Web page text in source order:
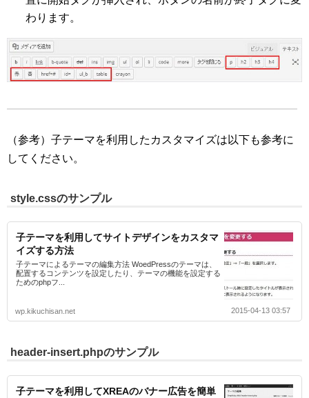
わります。
（参考）子テーマを利用したカスタマイズは以下も参考に
してください。
style.cssのサンプル
子テーマを利用してサイトデザインをカスタマ
イズする方法
子テーマによるテーマの編集方法 WoedPressのテーマは、
配置するコンテンツを設定したり、テーマの機能を設定する
ためのphpフ...
wp.kikuchisan.net 2015-04-13 03:57
header-insert.phpのサンプル
子テーマを利用してXREAのバナー広告を簡単